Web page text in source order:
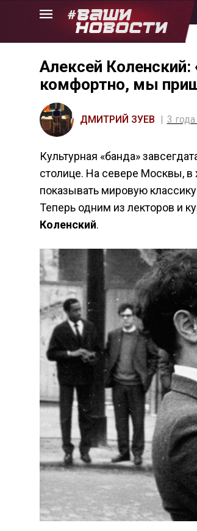
Skip
Алексей Коленский:
комфортно, мы
ДМИТРИЙ ЗУЕВ 3
Культурная «банда»
столице. На севере Москвы, в
показывать мировую
Теперь одним из лекторов и
Коленский.